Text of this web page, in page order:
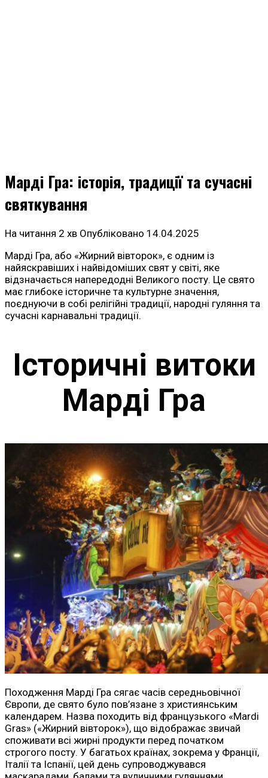
Марді Гра: історія, традиції та сучасні
святкування
На читання 2 хв Опубліковано 14.04.2025
Марді Гра, або «Жирний вівторок», є одним із
найяскравіших і найвідоміших свят у світі, яке
відзначається напередодні Великого посту. Це свято
має глибоке історичне та культурне значення,
поєднуючи в собі релігійні традиції, народні гуляння та
сучасні карнавальні традиції.
Історичні витоки
Марді Гра
Походження Марді Гра сягає часів середньовічної
Європи, де свято було пов’язане з християнським
календарем. Назва походить від французького «Mardi
Gras» («Жирний вівторок»), що відображає звичай
споживати всі жирні продукти перед початком
строгого посту. У багатьох країнах, зокрема у Франції,
Італії та Іспанії, цей день супроводжувався